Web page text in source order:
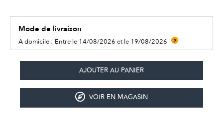
Mode de livraison
A domicile : Entre le 14/08/2026 et le 19/08/2026 ?
VOIR EN MAGASIN